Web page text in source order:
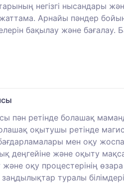
негізгі нысандары
Арнайы пәндер
бақылау және бағалау.
пән ретінде болашақ
оқытушы ретінде
бағдарламалары мен оқу
деңгейіне және оқыту
оқу процестерінің
туралы